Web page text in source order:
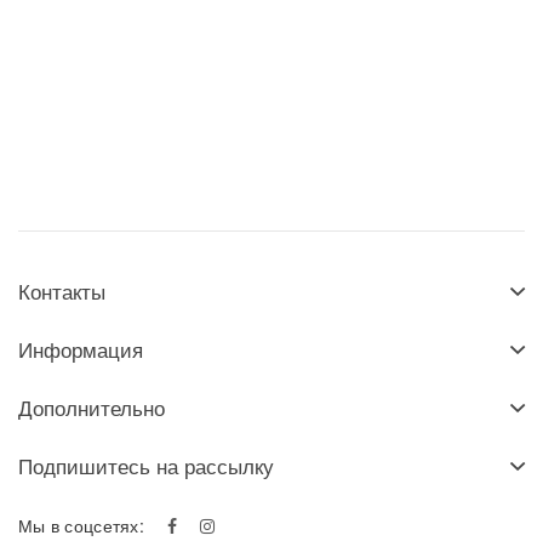
Контакты
Информация
Дополнительно
Подпишитесь на рассылку
Мы в соцсетях: